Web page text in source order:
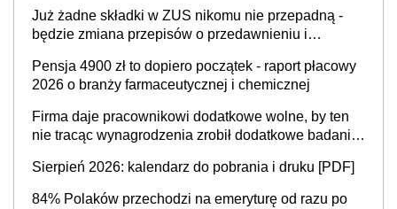
Już żadne składki w ZUS nikomu nie przepadną -
będzie zmiana przepisów o przedawnieniu i
Pensja 4900 zł to dopiero początek - raport płacowy
2026 o branży farmaceutycznej i chemicznej
Firma daje pracownikowi dodatkowe wolne, by ten
nie tracąc wynagrodzenia zrobił dodatkowe badania.
Sierpień 2026: kalendarz do pobrania i druku [PDF]
84% Polaków przechodzi na emeryturę od razu po